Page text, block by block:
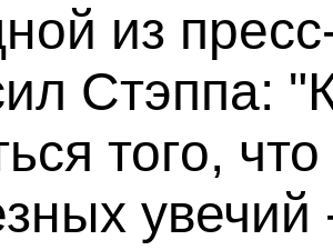
из
Стэппа:
того,